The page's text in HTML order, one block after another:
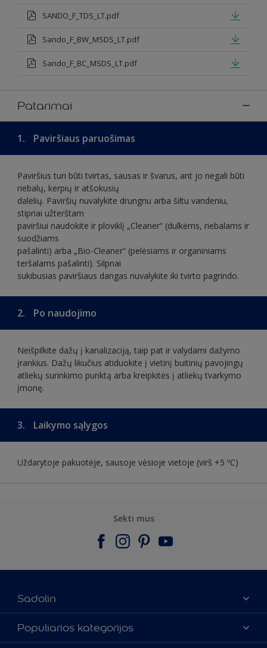
SANDO_F_TDS_LT.pdf
Sando_F_BW_MSDS_LT.pdf
Sando_F_BC_MSDS_LT.pdf
Patarimai
1. Paviršiaus paruošimas
Paviršius turi būti tvirtas, sausas ir švarus, ant jo negali būti
riebalų, kerpių ir atšokusių
dalelių. Paviršių nuvalykite drungnu arba šiltu vandeniu,
stipriai užterštam
paviršiui naudokite ir ploviklį „Cleaner“ (dulkėms, riebalams ir
suodžiams
pašalinti) arba „Bio-Cleaner“ (pelėsiams ir organiniams
teršalams pašalinti). Silpnai
sukibusias paviršiaus dangas nuvalykite iki tvirto pagrindo.
2. Po naudojimo
Neišpilkite dažų į kanalizaciją, taip pat ir valydami dažymo
įrankius. Dažų likučius atiduokite į vietinį buitinių pavojingų
atliekų surinkimo punktą arba kreipkitės į atliekų tvarkymo
įmonę.
3. Laikymo sąlygos
Uždarytoje pakuotėje, sausoje vėsioje vietoje (virš +5 ºC)
Sekti mus
Sadolin
Apie mus
Susisiekti su mumis
Populiarios kategorijos